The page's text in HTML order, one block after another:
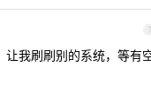
7
我刷刷别的系统，等有